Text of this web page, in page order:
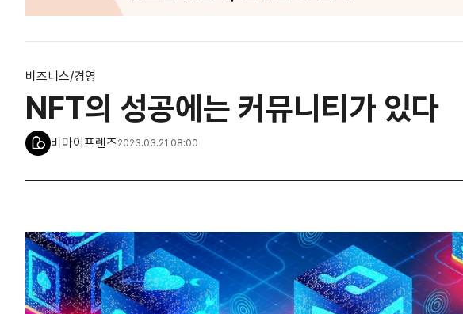
비즈니스/경영
NFT의 성공에는 커뮤니티가 있다
비마이프렌즈2023.03.21 08:00